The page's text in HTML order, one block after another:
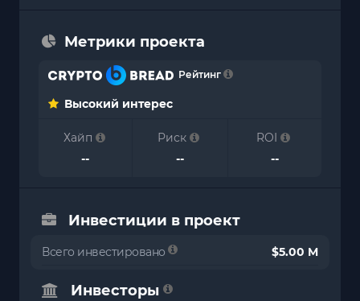
Метрики проекта
Рейтинг
Высокий интерес
Хайп
--
Риск
--
ROI
--
Инвестиции в проект
Всего инвестировано $5.00 M
Инвесторы